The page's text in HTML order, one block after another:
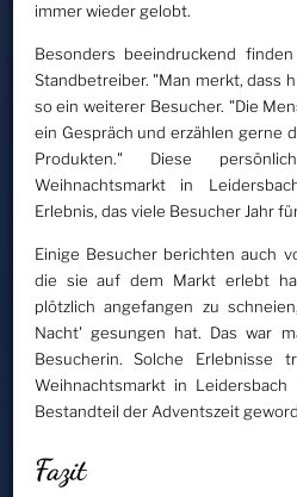
immer wieder gelobt.
Besonders beeindruckend
Standbetreiber. "Man merkt, dass
so ein weiterer Besucher. "Die
ein Gespräch und erzählen gerne
Produkten." Diese
Weihnachtsmarkt in
Erlebnis, das viele Besucher Jahr
Einige Besucher berichten auch
die sie auf dem Markt erlebt
plötzlich angefangen zu
Nacht' gesungen hat. Das war
Besucherin. Solche Erlebnisse
Weihnachtsmarkt in
Bestandteil der Adventszeit
Fazit